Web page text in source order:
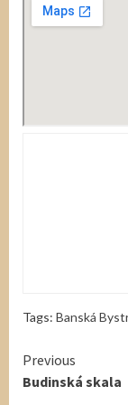
Tags: Banská
Continue
Previous
Budinská skala